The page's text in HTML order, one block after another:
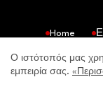
Home
Ο ιστότοπός μας
εμπειρία σας.